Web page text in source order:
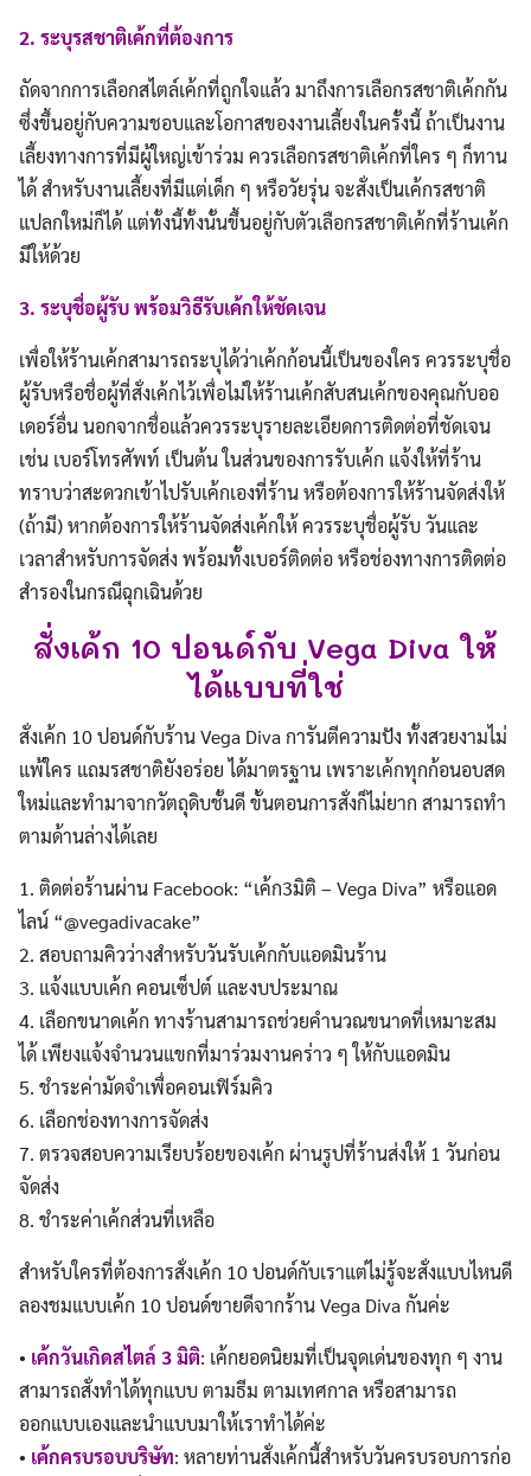
2. ระบุรสชาติเค้กที่ต้องการ
ถัดจากการเลือกสไตล์เค้กที่ถูกใจแล้ว มาถึงการเลือกรสชาติเค้กกัน
ซึ่งขึ้นอยู่กับความชอบและโอกาสของงานเลี้ยงในครั้งนี้ ถ้าเป็นงาน
เลี้ยงทางการที่มีผู้ใหญ่เข้าร่วม ควรเลือกรสชาติเค้กที่ใคร ๆ ก็ทาน
ได้ สำหรับงานเลี้ยงที่มีแต่เด็ก ๆ หรือวัยรุ่น จะสั่งเป็นเค้กรสชาติ
แปลกใหม่ก็ได้ แต่ทั้งนี้ทั้งนั้นขึ้นอยู่กับตัวเลือกรสชาติเค้กที่ร้านเค้ก
มีให้ด้วย
3. ระบุชื่อผู้รับ พร้อมวิธีรับเค้กให้ชัดเจน
เพื่อให้ร้านเค้กสามารถระบุได้ว่าเค้กก้อนนี้เป็นของใคร ควรระบุชื่อ
ผู้รับหรือชื่อผู้ที่สั่งเค้กไว้เพื่อไม่ให้ร้านเค้กสับสนเค้กของคุณกับออ
เดอร์อื่น นอกจากชื่อแล้วควรระบุรายละเอียดการติดต่อที่ชัดเจน
เช่น เบอร์โทรศัพท์ เป็นต้น ในส่วนของการรับเค้ก แจ้งให้ที่ร้าน
ทราบว่าสะดวกเข้าไปรับเค้กเองที่ร้าน หรือต้องการให้ร้านจัดส่งให้
(ถ้ามี) หากต้องการให้ร้านจัดส่งเค้กให้ ควรระบุชื่อผู้รับ วันและ
เวลาสำหรับการจัดส่ง พร้อมทั้งเบอร์ติดต่อ หรือช่องทางการติดต่อ
สำรองในกรณีฉุกเฉินด้วย
สั่งเค้ก 10 ปอนด์กับ Vega Diva ให้
ได้แบบที่ใช่
สั่งเค้ก 10 ปอนด์กับร้าน Vega Diva การันตีความปัง ทั้งสวยงามไม่
แพ้ใคร แถมรสชาติยังอร่อย ได้มาตรฐาน เพราะเค้กทุกก้อนอบสด
ใหม่และทำมาจากวัตถุดิบชั้นดี ขั้นตอนการสั่งก็ไม่ยาก สามารถทำ
ตามด้านล่างได้เลย
1. ติดต่อร้านผ่าน Facebook: “เค้ก3มิติ – Vega Diva” หรือแอด
ไลน์ “@vegadivacake”
2. สอบถามคิวว่างสำหรับวันรับเค้กกับแอดมินร้าน
3. แจ้งแบบเค้ก คอนเซ็ปต์ และงบประมาณ
4. เลือกขนาดเค้ก ทางร้านสามารถช่วยคำนวณขนาดที่เหมาะสม
ได้ เพียงแจ้งจำนวนแขกที่มาร่วมงานคร่าว ๆ ให้กับแอดมิน
5. ชำระค่ามัดจำเพื่อคอนเฟิร์มคิว
6. เลือกช่องทางการจัดส่ง
7. ตรวจสอบความเรียบร้อยของเค้ก ผ่านรูปที่ร้านส่งให้ 1 วันก่อน
จัดส่ง
8. ชำระค่าเค้กส่วนที่เหลือ
สำหรับใครที่ต้องการสั่งเค้ก 10 ปอนด์กับเราแต่ไม่รู้จะสั่งแบบไหนดี
ลองชมแบบเค้ก 10 ปอนด์ขายดีจากร้าน Vega Diva กันค่ะ
• เค้กวันเกิดสไตล์ 3 มิติ: เค้กยอดนิยมที่เป็นจุดเด่นของทุก ๆ งาน
สามารถสั่งทำได้ทุกแบบ ตามธีม ตามเทศกาล หรือสามารถ
ออกแบบเองและนำแบบมาให้เราทำได้ค่ะ
• เค้กครบรอบบริษัท: หลายท่านสั่งเค้กนี้สำหรับวันครบรอบการก่อ